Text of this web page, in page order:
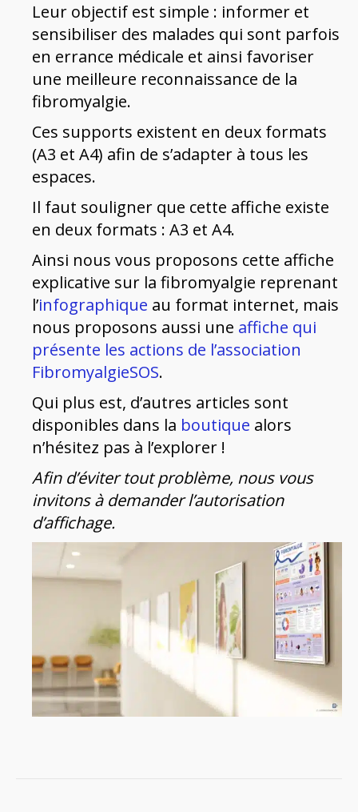
Leur objectif est simple : informer et
sensibiliser des malades qui sont parfois
en errance médicale et ainsi favoriser
une meilleure reconnaissance de la
fibromyalgie.
Ces supports existent en deux formats
(A3 et A4) afin de s’adapter à tous les
espaces.
Il faut souligner que cette affiche existe
en deux formats : A3 et A4.
Ainsi nous vous proposons cette affiche
explicative sur la fibromyalgie reprenant
l’infographique au format internet, mais
nous proposons aussi une affiche qui
présente les actions de l’association
FibromyalgieSOS.
Qui plus est, d’autres articles sont
disponibles dans la boutique alors
n’hésitez pas à l’explorer !
Afin d’éviter tout problème, nous vous
invitons à demander l’autorisation
d’affichage.